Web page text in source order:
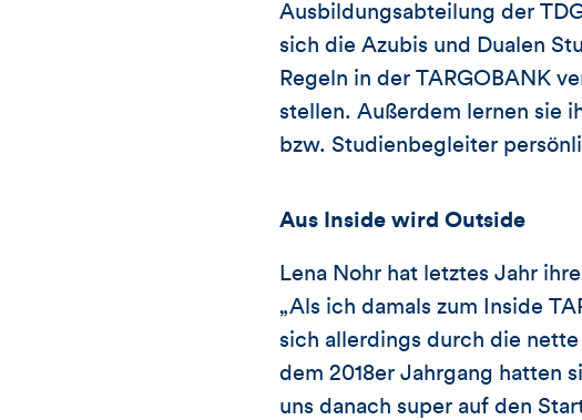
Ausbildungsabteilung der
sich die Azubis und Dualen
Regeln in der TARGOBANK
stellen. Außerdem lernen sie
bzw. Studienbegleiter
Aus Inside wird Outside
Lena Nohr hat letztes Jahr
„Als ich damals zum Inside
sich allerdings durch die
dem 2018er Jahrgang hatten
uns danach super auf den